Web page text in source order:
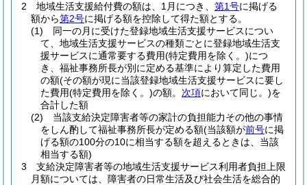
2
地域生活支援給付費の額は、1月につき、 第1号に掲げる
額から第2号に掲げる額を控除して得た額とする。
(1)
同一の月に受けた登録地域生活支援サービスについ
て、地域生活支援サービスの種類ごとに登録地域生活支
援サービスに通常要する費用(特定費用を除く。)につ
き、福祉事務所長が別に定める基準により算定した費用
の額(その額が現に当該登録地域生活支援サービスに要し
た費用(特定費用を除く。)の額。 次項において同じ。)を
合計した額
(2)
当該支給決定障害者等の家計の負担能力その他の事情
をしん酌して福祉事務所長が定める額(当該額が前号に掲
げる額の100分の10に相当する額を超えるときは、当該
相当する額)
3
支給決定障害者等の地域生活支援サービス利用者負担上限
月額については、障害者の日常生活及び社会生活を総合的